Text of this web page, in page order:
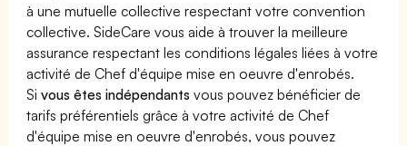
à une mutuelle collective respectant votre convention
collective. SideCare vous aide à trouver la meilleure
assurance respectant les conditions légales liées à votre
activité de Chef d'équipe mise en oeuvre d'enrobés.
Sivous êtes indépendants vous pouvez bénéficier de
tarifs préférentiels grâce à votre activité de Chef
d'équipe mise en oeuvre d'enrobés, vous pouvez